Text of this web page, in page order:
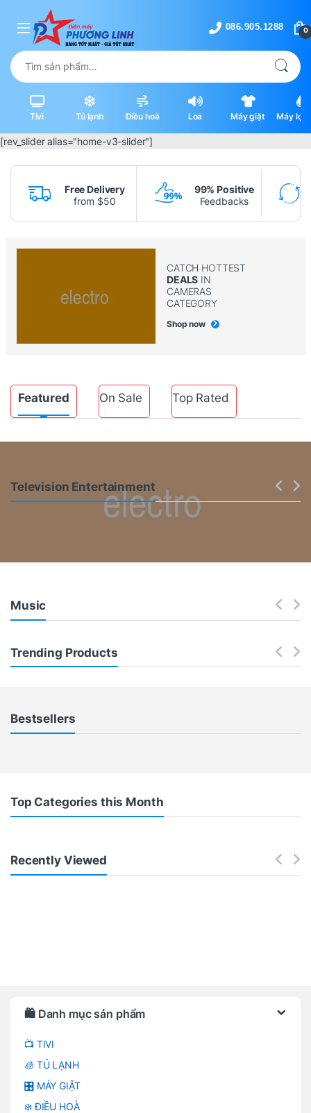
Skip to navigation
Skip to content
0
Tìm kiếm:
Tivi Tủ lạnh Điều hoà Loa Máy giặt
Máy lọc
[rev_slider alias="home-v3-slider"]
Free Delivery
from $50
99% Positive
Feedbacks
CATCH HOTTEST
DEALS IN
CAMERAS
CATEGORY
Shop now
Product Carousel Tabs
Featured On Sale Top Rated
Products Carousel
Television Entertainment
Music
Trending Products
Bestsellers
Top Categories this Month
Recently Viewed
🛍️ Danh mục sản phẩm
📺 TIVI
🧊 TỦ LẠNH
🎛️ MÁY GIẶT
❄️ ĐIỀU HOÀ